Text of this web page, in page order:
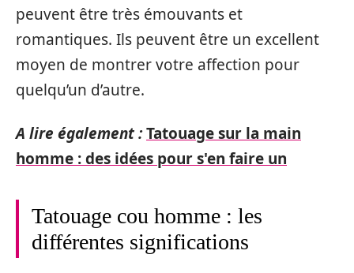
peuvent être très émouvants et
romantiques. Ils peuvent être un excellent
moyen de montrer votre affection pour
quelqu’un d’autre.
A lire également :Tatouage sur la main
homme : des idées pour s'en faire un
Tatouage cou homme : les
différentes significations